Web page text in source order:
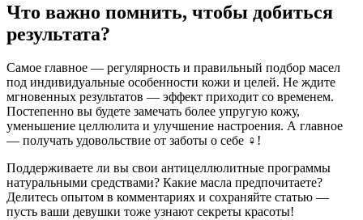
Что важно помнить, чтобы добиться
результата?
Самое главное — регулярность и правильный подбор масел
под индивидуальные особенности кожи и целей. Не ждите
мгновенных результатов — эффект приходит со временем.
Постепенно вы будете замечать более упругую кожу,
уменьшение целлюлита и улучшение настроения. А главное
— получать удовольствие от заботы о себе ‍♀️!
Поддерживаете ли вы свои антицеллюлитные программы
натуральными средствами? Какие масла предпочитаете?
Делитесь опытом в комментариях и сохраняйте статью —
пусть ваши девушки тоже узнают секреты красоты!